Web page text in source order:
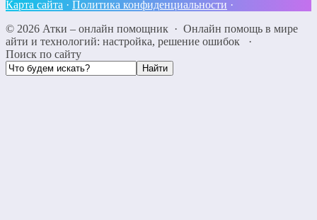
Карта сайта · Политика конфиденциальности ·
© 2026 Атки – онлайн помощник · Онлайн помощь в мире
айти и технологий: настройка, решение ошибок
·
Поиск по сайту